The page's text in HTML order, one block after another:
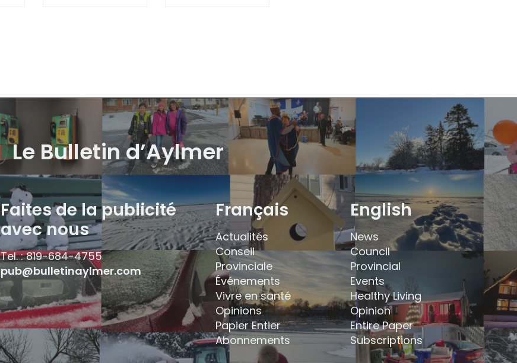
Le Bulletin d’Aylmer
Faites de la publicité
avec nous
Tel. : 819-684-4755
pub@bulletinaylmer.com
Français
Actualités
Conseil
Provinciale
Événements
Vivre en santé
Opinions
Papier Entier
Abonnements
English
News
Council
Provincial
Events
Healthy Living
Opinion
Entire Paper
Subscriptions